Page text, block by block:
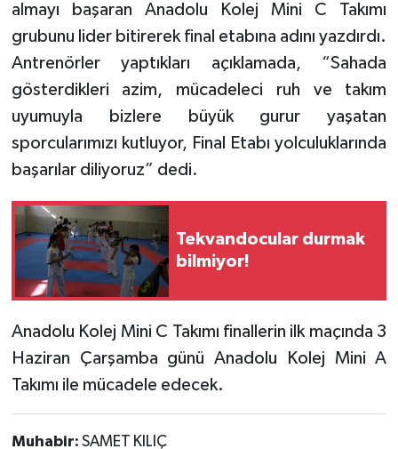
almayı başaran Anadolu Kolej Mini C Takımı
grubunu lider bitirerek final etabına adını yazdırdı.
Antrenörler yaptıkları açıklamada, “Sahada
gösterdikleri azim, mücadeleci ruh ve takım
uyumuyla bizlere büyük gurur yaşatan
sporcularımızı kutluyor, Final Etabı yolculuklarında
başarılar diliyoruz” dedi.
Tekvandocular durmak
bilmiyor!
Anadolu Kolej Mini C Takımı finallerin ilk maçında 3
Haziran Çarşamba günü Anadolu Kolej Mini A
Takımı ile mücadele edecek.
Muhabir: SAMET KILIÇ